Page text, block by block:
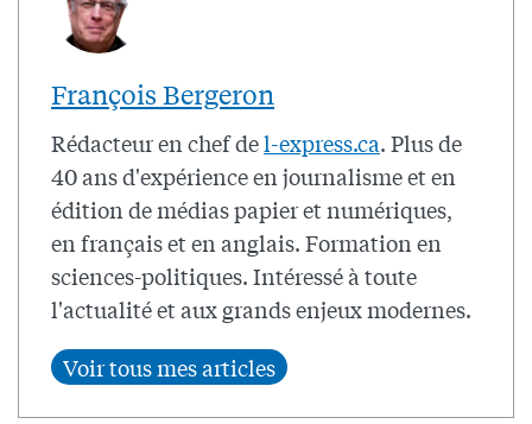
François Bergeron
Rédacteur en chef del-express.ca. Plus de
40 ans d'expérience en journalisme et en
édition de médias papier et numériques,
en français et en anglais. Formation en
sciences-politiques. Intéressé à toute
l'actualité et aux grands enjeux modernes.